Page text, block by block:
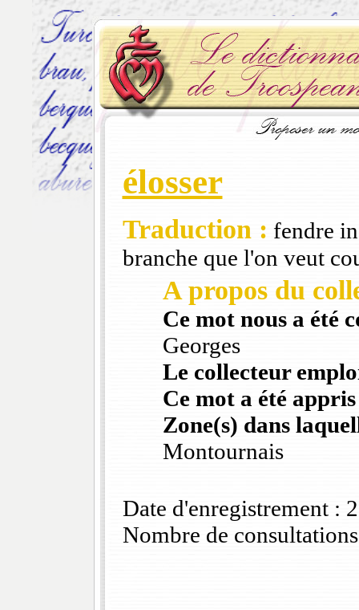
élosser
Traduction : fendre
branche que l'on veut
A propos du
Ce mot nous a été
Georges
Le collecteur
Ce mot a été
Zone(s) dans
Montournais
Date d'enregistrement :
Nombre de